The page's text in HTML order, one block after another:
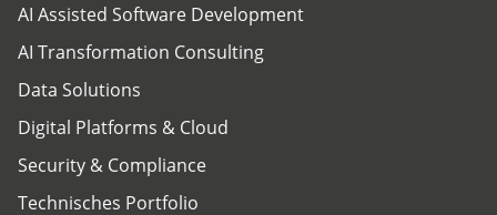
AI Assisted Software Development
AI Transformation Consulting
Data Solutions
Digital Platforms & Cloud
Security & Compliance
Technisches Portfolio